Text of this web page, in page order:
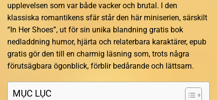
upplevelsen som var både vacker och brutal. I den
klassiska romantikens sfär står den här miniserien, särskilt
“In Her Shoes”, ut för sin unika blandning gratis bok
nedladdning humor, hjärta och relaterbara karaktärer, epub
gratis gör den till en charmig läsning som, trots några
förutsägbara ögonblick, förblir bedårande och lättsam.
MỤC LỤC